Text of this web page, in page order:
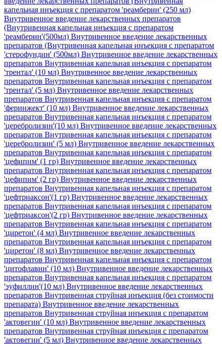
капельная инъекция с препаратом 'реамберин' (250 мл)
Внутривенное введение лекарственных препаратов
(Внутривенная капельная инъекция с препаратом
'реамберин'(500мл) Внутривенное введение лекарственных
препаратов (Внутривенная капельная инъекция с препаратом
'стерофундин' (500мл) Внутривенное введение лекарственных
препаратов Внутривенная капельная инъекция с препаратом
'трентал' (10 мл) Внутривенное введение лекарственных
препаратов Внутривенная капельная инъекция с препаратом
'трентал' (5 мл) Внутривенное введение лекарственных
препаратов Внутривенная капельная инъекция с препаратом
'феринжект' (10 мл) Внутривенное введение лекарственных
препаратов Внутривенная капельная инъекция с препаратом
'церебролизин'(10 мл) Внутривенное введение лекарственных
препаратов Внутривенная капельная инъекция с препаратом
'церебролизин' (5 мл) Внутривенное введение лекарственных
препаратов Внутривенная капельная инъекция с препаратом
'цефипим' (1 гр) Внутривенное введение лекарственных
препаратов Внутривенная капельная инъекция с препаратом
'цефипим' (2 гр) Внутривенное введение лекарственных
препаратов Внутривенная капельная инъекция с препаратом
'цефтриаксон'(1 гр) Внутривенное введение лекарственных
препаратов Внутривенная капельная инъекция с препаратом
'цефтриаксон'(2 гр) Внутривенное введение лекарственных
препаратов Внутривенная капельная инъекция с препаратом
'циретон' (4 мл) Внутривенное введение лекарственных
препаратов Внутривенная капельная инъекция с препаратом
'циретон' (8 мл) Внутривенное введение лекарственных
препаратов Внутривенная капельная инъекция с препаратом
'цитофлавин' (10 мл) Внутривенное введение лекарственных
препаратов Внутривенная капельная инъекция с препаратом
'эуфиллин'(10 мл) Внутривенное введение лекарственных
препаратов Внутривенная струйная инъекция (без стоимости
препарата) Внутривенное введение лекарственных
препаратов Внутривенная струйная инъекция с препаратом
'актовегин' (10 мл) Внутривенное введение лекарственных
препаратов Внутривенная струйная инъекция с препаратом
'актовегин' (5 мл) Внутривенное введение лекарственных